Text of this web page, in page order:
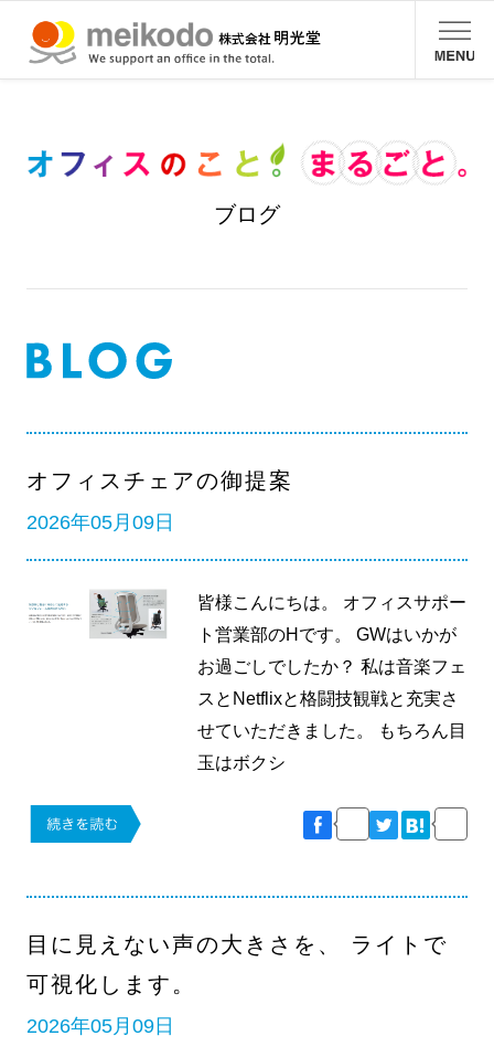
ブログ
オフィスチェアの御提案
2026年05月09日
皆様こんにちは。 オフィスサポー
ト営業部のHです。 GWはいかが
お過ごしでしたか？ 私は音楽フェ
スとNetflixと格闘技観戦と充実さ
せていただきました。 もちろん目
玉はボクシ
目に見えない声の大きさを、 ライトで
可視化します。
2026年05月09日